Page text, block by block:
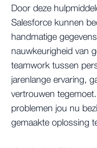
Door deze
Salesforce kunnen
handmatige
nauwkeurigheid van
teamwork tussen
jarenlange ervaring,
vertrouwen
problemen jou nu
gemaakte oplossing